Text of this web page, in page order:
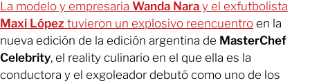
La modelo y empresaria Wanda Nara y el exfutbolista
Maxi López tuvieron un explosivo reencuentro en la
nueva edición de la edición argentina de MasterChef
Celebrity, el reality culinario en el que ella es la
conductora y el exgoleador debutó como uno de los